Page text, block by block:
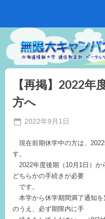
content
【再掲】2022年
方へ
Posted
2022年9月1日
務
M.I
現在前期休学中の方は、
す。
2022年度後期（10月1日）か
どちらかの手続きが必要
です。
本学から休学期間満了通知
のうえ、必ず期限内に手